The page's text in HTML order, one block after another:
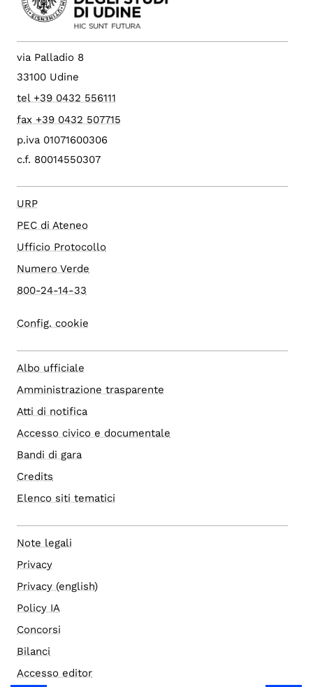
via Palladio 8
33100 Udine
tel +39 0432 556111
fax +39 0432 507715
p.iva 01071600306
c.f. 80014550307
URP
PEC di Ateneo
Ufficio Protocollo
Numero Verde
800-24-14-33
Config. cookie
Albo ufficiale
Amministrazione trasparente
Atti di notifica
Accesso civico e documentale
Bandi di gara
Credits
Elenco siti tematici
Note legali
Privacy
Privacy (english)
Policy IA
Concorsi
Bilanci
Accesso editor